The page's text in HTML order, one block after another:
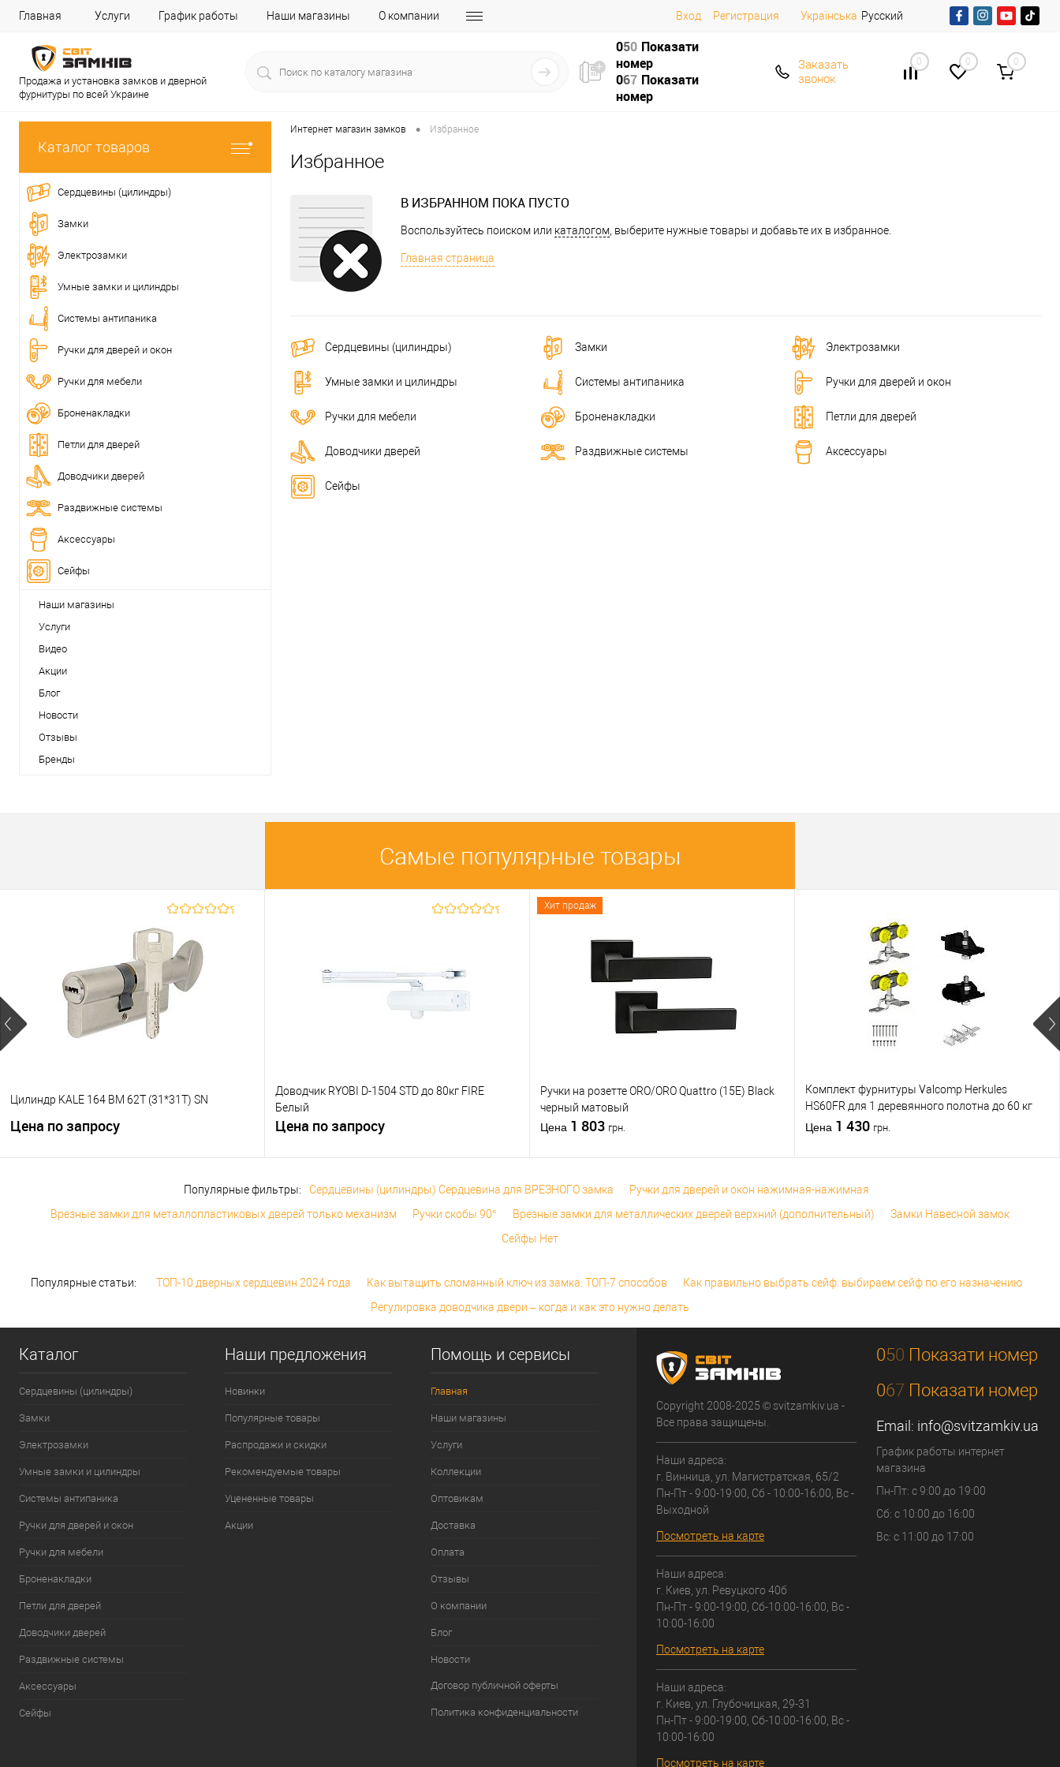
Главная Услуги График работы Наши магазины О компании Вход Регистрация Українська Русский
Продажа и установка замков и дверной
фурнитуры по всей Украине
050 Показати
номер
067 Показати
номер
Заказать
звонок
0 0 0
Каталог товаров
Сердцевины (цилиндры)
Замки
Электрозамки
Умные замки и цилиндры
Системы антипаника
Ручки для дверей и окон
Ручки для мебели
Броненакладки
Петли для дверей
Доводчики дверей
Раздвижные системы
Аксессуары
Сейфы
Наши магазины
Услуги
Видео
Акции
Блог
Новости
Отзывы
Бренды
Интернет магазин замков • Избранное
Избранное
В ИЗБРАННОМ ПОКА ПУСТО
Воспользуйтесь поиском или каталогом, выберите нужные товары и добавьте их в избранное.
Главная страница
Сердцевины (цилиндры) Замки Электрозамки
Умные замки и цилиндры Системы антипаника Ручки для дверей и окон
Ручки для мебели Броненакладки Петли для дверей
Доводчики дверей Раздвижные системы Аксессуары
Сейфы
Самые популярные товары
Цилиндр KALE 164 BM 62T (31*31T) SN
Цена по запросу
Доводчик RYOBI D-1504 STD до 80кг FIRE
Белый
Цена по запросу
Хит продаж
Ручки на розетте ORO/ORO Quattro (15E) Black
черный матовый
Цена 1 803 грн.
Комплект фурнитуры Valcomp Herkules
HS60FR для 1 деревянного полотна до 60 кг
без направляющей
Цена 1 430 грн.
Популярные фильтры: Сердцевины (цилиндры) Сердцевина для ВРЕЗНОГО замка
Ручки для дверей и окон нажимная-нажимная
Врезные замки для металлопластиковых дверей только механизм
Ручки скобы 90° Врезные замки для металлических дверей верхний (дополнительный)
Замки Навесной замок
Сейфы Нет
Популярные статьи: ТОП-10 дверных сердцевин 2024 года Как вытащить сломанный ключ из замка: ТОП-7 способов
Как правильно выбрать сейф: выбираем сейф по его назначению
Регулировка доводчика двери – когда и как это нужно делать
Каталог
Сердцевины (цилиндры)
Замки
Электрозамки
Умные замки и цилиндры
Системы антипаника
Ручки для дверей и окон
Ручки для мебели
Броненакладки
Петли для дверей
Доводчики дверей
Раздвижные системы
Аксессуары
Сейфы
Наши предложения
Новинки
Популярные товары
Распродажи и скидки
Рекомендуемые товары
Уцененные товары
Акции
Помощь и сервисы
Главная
Наши магазины
Услуги
Коллекции
Оптовикам
Доставка
Оплата
Отзывы
О компании
Блог
Новости
Договор публичной оферты
Политика конфиденциальности
Copyright 2008-2025 © svitzamkiv.ua -
Все права защищены.
Наши адреса:
г. Винница, ул. Магистратская, 65/2
Пн-Пт - 9:00-19:00, Сб - 10:00-16:00, Вс -
Выходной
Посмотреть на карте
Наши адреса:
г. Киев, ул. Ревуцкого 40б
Пн-Пт - 9:00-19:00, Сб-10:00-16:00, Вс -
10:00-16:00
Посмотреть на карте
Наши адреса:
г. Киев, ул. Глубочицкая, 29-31
Пн-Пт - 9:00-19:00, Сб-10:00-16:00, Вс -
10:00-16:00
Посмотреть на карте
050 Показати номер
067 Показати номер
Email: info@svitzamkiv.ua
График работы интернет
магазина
Пн-Пт: с 9:00 до 19:00
Сб: с 10:00 до 16:00
Вс: с 11:00 до 17:00